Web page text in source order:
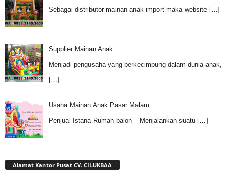
Sebagai distributor mainan anak import maka website […]
Supplier Mainan Anak
Menjadi pengusaha yang berkecimpung dalam dunia anak,
[…]
Usaha Mainan Anak Pasar Malam
Penjual Istana Rumah balon – Menjalankan suatu […]
Alamat Kantor Pusat CV. CILUKBAA